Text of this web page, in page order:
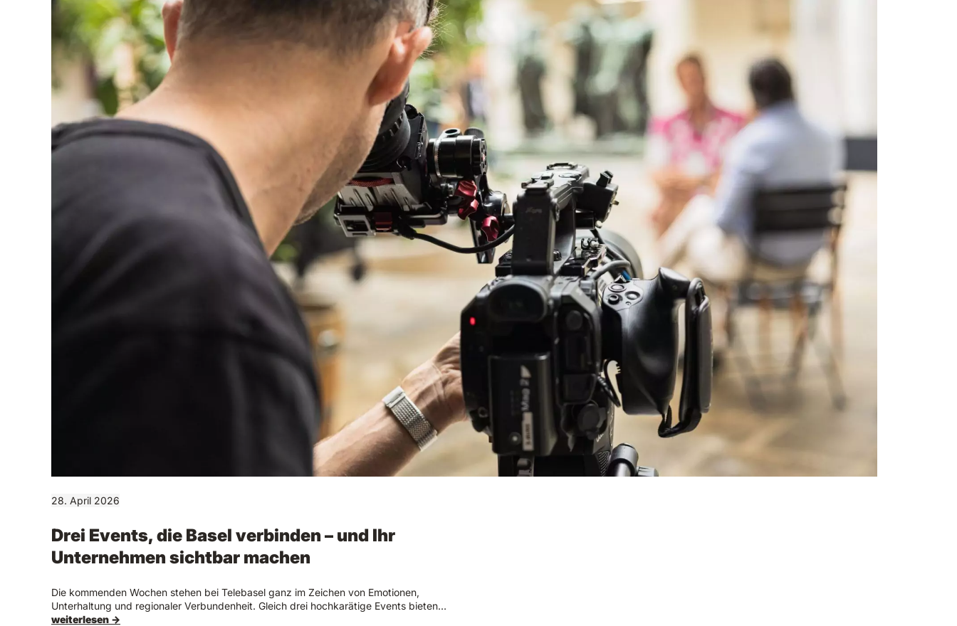
28. April 2026
Drei Events, die Basel verbinden – und Ihr
Unternehmen sichtbar machen
Die kommenden Wochen stehen bei Telebasel ganz im Zeichen von Emotionen,
Unterhaltung und regionaler Verbundenheit. Gleich drei hochkarätige Events bieten…
weiterlesen →